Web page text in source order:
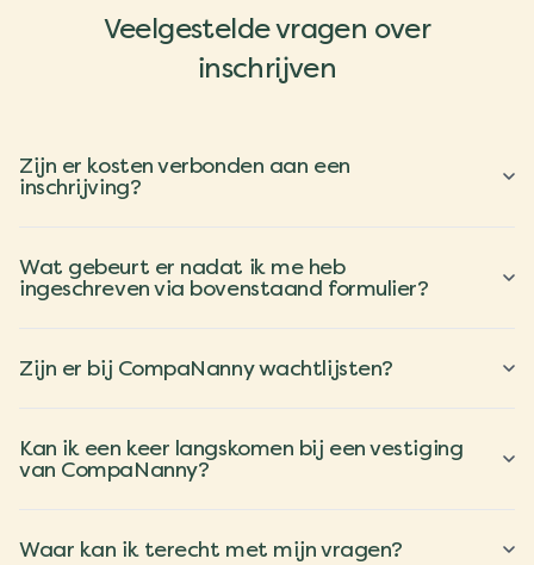
Veelgestelde vragen over
inschrijven
Zijn er kosten verbonden aan een
inschrijving?
Wat gebeurt er nadat ik me heb
ingeschreven via bovenstaand formulier?
Zijn er bij CompaNanny wachtlijsten?
Kan ik een keer langskomen bij een vestiging
van CompaNanny?
Waar kan ik terecht met mijn vragen?